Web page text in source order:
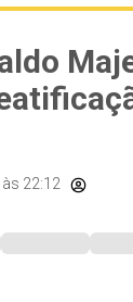
às 22:12